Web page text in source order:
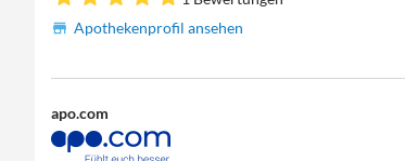
Apothekenprofil ansehen
apo.com